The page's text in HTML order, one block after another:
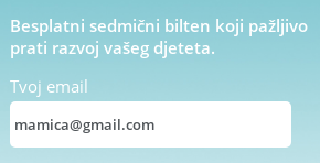
Besplatni sedmični bilten koji pažljivo
prati razvoj vašeg djeteta.
Tvoj email